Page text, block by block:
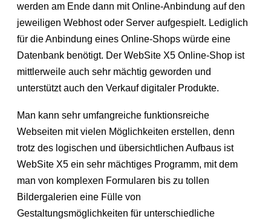
werden am Ende dann mit Online-Anbindung auf den
jeweiligen Webhost oder Server aufgespielt. Lediglich
für die Anbindung eines Online-Shops würde eine
Datenbank benötigt. Der WebSite X5 Online-Shop ist
mittlerweile auch sehr mächtig geworden und
unterstützt auch den Verkauf digitaler Produkte.
Man kann sehr umfangreiche funktionsreiche
Webseiten mit vielen Möglichkeiten erstellen, denn
trotz des logischen und übersichtlichen Aufbaus ist
WebSite X5 ein sehr mächtiges Programm, mit dem
man von komplexen Formularen bis zu tollen
Bildergalerien eine Fülle von
Gestaltungsmöglichkeiten für unterschiedliche